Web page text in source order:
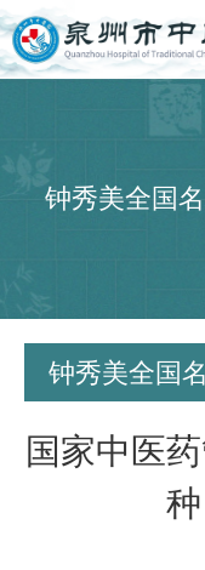
钟秀美全国
钟秀美全国
作室
国家中医